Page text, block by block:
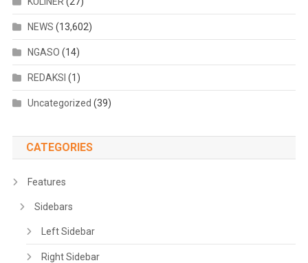
NEWS (13,602)
NGASO (14)
REDAKSI (1)
Uncategorized (39)
CATEGORIES
Features
Sidebars
Left Sidebar
Right Sidebar